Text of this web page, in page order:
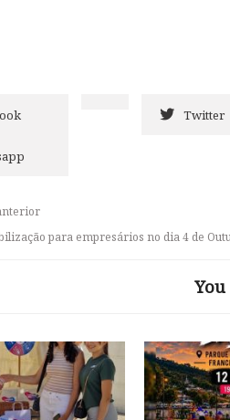
Twitter
para empresários no dia 4 de